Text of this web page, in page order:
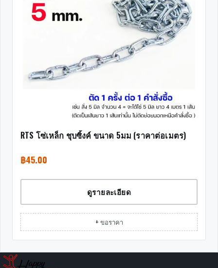
RTS โซ่เหล็ก ชุบซิ้งค์ ขนาด 5มม (ราคาต่อเมตร)
฿45.00
ดูรายละเอียด
+ ขอราคา